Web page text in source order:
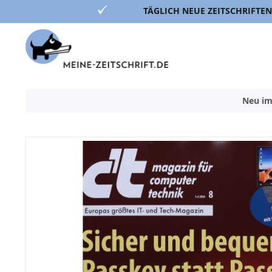
TÄGLICH NEUE ZEITSCHRIFTEN
Inhalt
Neu